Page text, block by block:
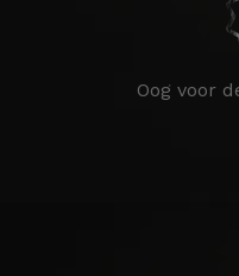
Oog voor